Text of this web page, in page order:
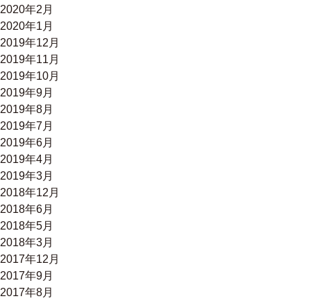
2020年2月
2020年1月
2019年12月
2019年11月
2019年10月
2019年9月
2019年8月
2019年7月
2019年6月
2019年4月
2019年3月
2018年12月
2018年6月
2018年5月
2018年3月
2017年12月
2017年9月
2017年8月